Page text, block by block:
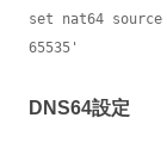
set nat64
65535'
DNS64設定